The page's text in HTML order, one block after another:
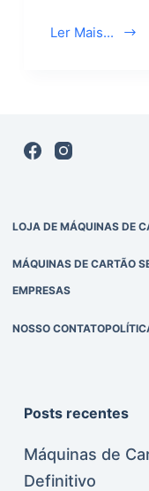
Ler Mais...
LOJA DE MÁQUINAS DE
MÁQUINAS DE CARTÃO
EMPRESAS
NOSSO CONTATO
Posts recentes
Máquinas de
Definitivo